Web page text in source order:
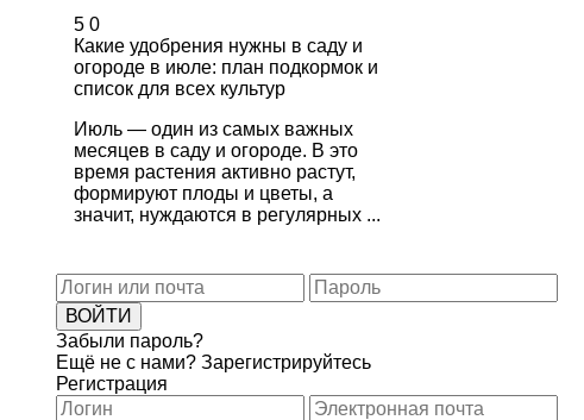
5 0
Какие удобрения нужны в саду и
огороде в июле: план подкормок и
список для всех культур
Июль — один из самых важных
месяцев в саду и огороде. В это
время растения активно растут,
формируют плоды и цветы, а
значит, нуждаются в регулярных ...
Забыли пароль?
Ещё не с нами? Зарегистрируйтесь
Регистрация